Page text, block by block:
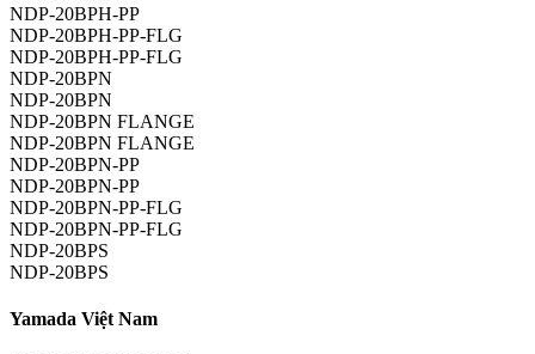
NDP-20BPH-PP
NDP-20BPH-PP-FLG
NDP-20BPH-PP-FLG
NDP-20BPN
NDP-20BPN
NDP-20BPN FLANGE
NDP-20BPN FLANGE
NDP-20BPN-PP
NDP-20BPN-PP
NDP-20BPN-PP-FLG
NDP-20BPN-PP-FLG
NDP-20BPS
NDP-20BPS
Yamada Việt Nam